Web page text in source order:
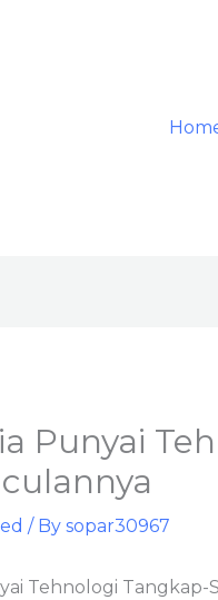
Punyai
/ By sopar30967
Tehnologi